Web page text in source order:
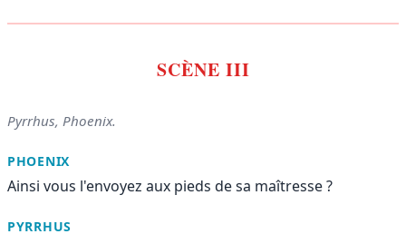
SCÈNE III
Pyrrhus, Phoenix.
PHOENIX
Ainsi vous l'envoyez aux pieds de sa maîtresse ?
PYRRHUS